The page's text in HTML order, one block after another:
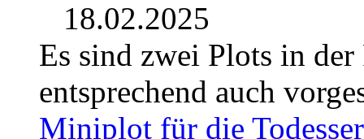
18.02.2025
Es sind zwei Plots in
entsprechend auch
Miniplot für die Todesser